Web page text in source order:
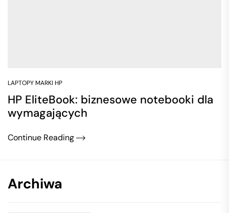
LAPTOPY MARKI HP
HP EliteBook: biznesowe notebooki dla
wymagających
Continue Reading
Archiwa